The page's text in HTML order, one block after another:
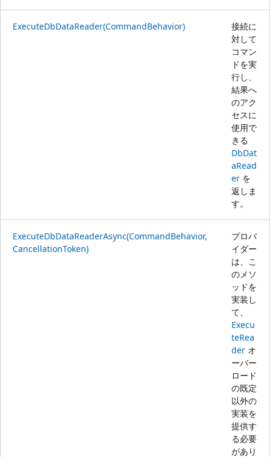
ExecuteDbDataReader(CommandBehavior)
接続に
対して
コマン
ドを実
行し、
結果へ
のアク
セスに
使用で
きる
DbDat
aRead
er を
返しま
す。
ExecuteDbDataReaderAsync(CommandBehavior,
CancellationToken)
プロバ
イダー
は、こ
のメソ
ッドを
実装し
て、
Execu
teRea
der オ
ーバー
ロード
の既定
以外の
実装を
提供す
る必要
があり